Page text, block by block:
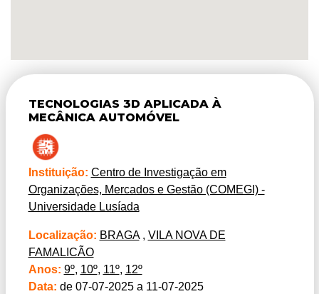
TECNOLOGIAS 3D APLICADA À
MECÂNICA AUTOMÓVEL
Instituição: Centro de Investigação em
Organizações, Mercados e Gestão (COMEGI) -
Universidade Lusíada
Localização: BRAGA, VILA NOVA DE
FAMALICÃO
Anos: 9º, 10º, 11º, 12º
Data: de 07-07-2025 a 11-07-2025